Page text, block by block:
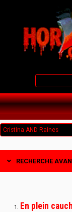
Rechercher
RECHERCHE
En plein